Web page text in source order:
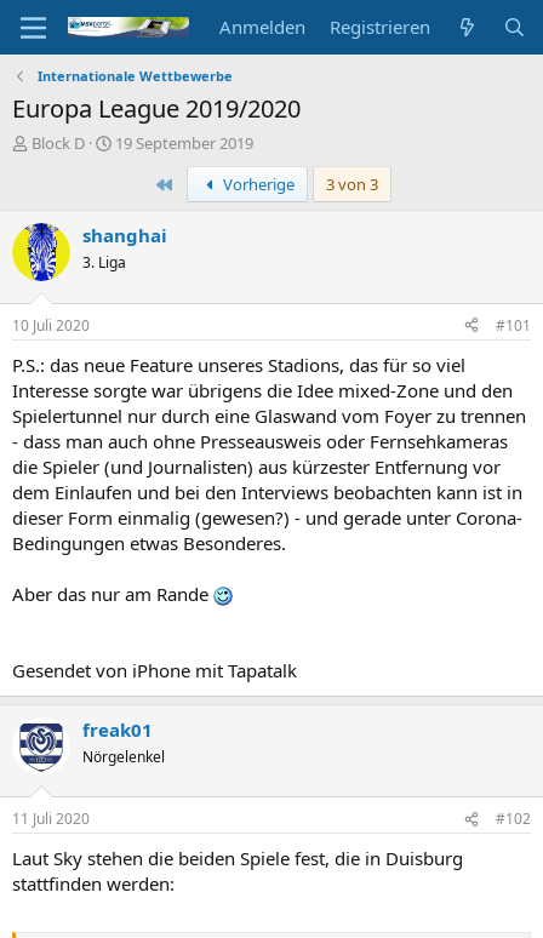
Anmelden Registrieren
Internationale Wettbewerbe
Europa League 2019/2020
E
e
l
l
e
r
Block D
E
e
l
m
19 September 2019
Erste
Vorherige 3 von 3
shanghai
3. Liga
10 Juli 2020 #101
P.S.: das neue Feature unseres Stadions, das für so viel
Interesse sorgte war übrigens die Idee mixed-Zone und den
Spielertunnel nur durch eine Glaswand vom Foyer zu trennen
- dass man auch ohne Presseausweis oder Fernsehkameras
die Spieler (und Journalisten) aus kürzester Entfernung vor
dem Einlaufen und bei den Interviews beobachten kann ist in
dieser Form einmalig (gewesen?) - und gerade unter Corona-
Bedingungen etwas Besonderes.
Aber das nur am Rande
Gesendet von iPhone mit Tapatalk
freak01
Nörgelenkel
11 Juli 2020 #102
Laut Sky stehen die beiden Spiele fest, die in Duisburg
stattfinden werden: